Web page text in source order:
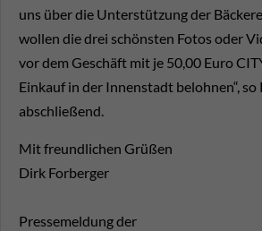
uns über die Unterstützung der
wollen die drei schönsten Fotos oder
vor dem Geschäft mit je 50,00 Euro
Einkauf in der Innenstadt belohnen“, so
abschließend.
Mit freundlichen Grüßen
Dirk Forberger
Pressemeldung der